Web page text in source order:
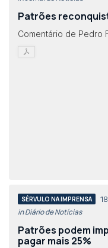
Patrões
Comentário de Pedro
SÉRVULO NA IMPRENSA
in Diário de Notícias
Patrões podem
pagar mais 25%